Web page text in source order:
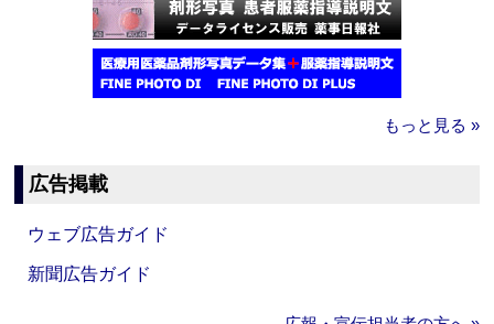
もっと見る »
広告掲載
ウェブ広告ガイド
新聞広告ガイド